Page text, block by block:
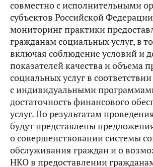
совместно с исполнительными
субъектов Российской
мониторинг практики
гражданам социальных услуг, в
включая соблюдение условий и
показателей качества и объема
социальных услуг в соответствии
с индивидуальными
достаточность финансового
услуг. По результатам
будут представлены
о совершенствовании системы
обслуживания граждан и о
НКО в предоставлении